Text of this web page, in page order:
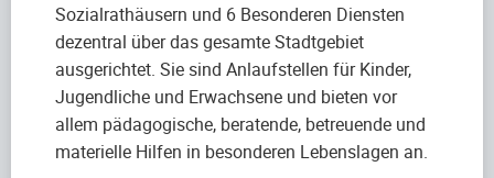
Sozialrathäusern und 6 Besonderen Diensten
dezentral über das gesamte Stadtgebiet
ausgerichtet. Sie sind Anlaufstellen für Kinder,
Jugendliche und Erwachsene und bieten vor
allem pädagogische, beratende, betreuende und
materielle Hilfen in besonderen Lebenslagen an.